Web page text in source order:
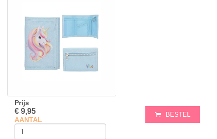
Prijs
€ 9,95
AANTAL
BESTEL